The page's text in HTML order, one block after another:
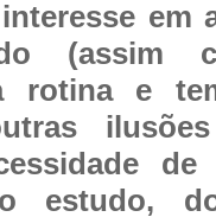
em
(assim
rotina e
de
estudo,